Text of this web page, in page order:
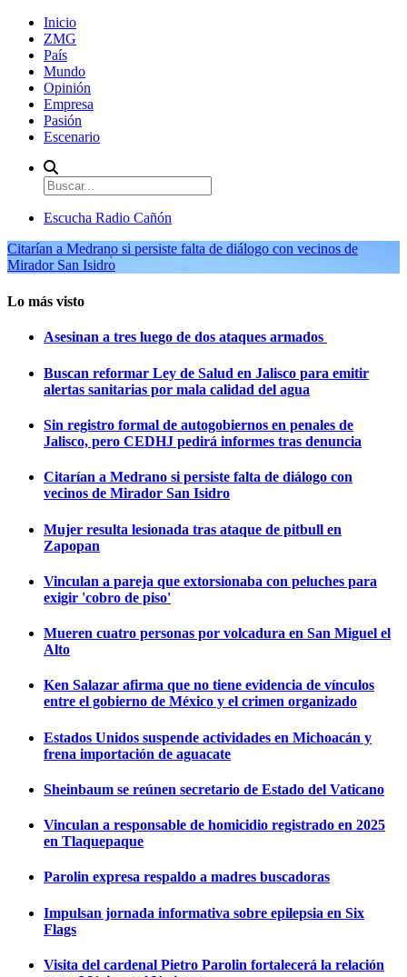
Inicio
ZMG
País
Mundo
Opinión
Empresa
Pasión
Escenario
Escucha Radio Cañón
Citarían a Medrano si persiste falta de diálogo con vecinos de
Mirador San Isidro
Lo más visto
Asesinan a tres luego de dos ataques armados
Buscan reformar Ley de Salud en Jalisco para emitir
alertas sanitarias por mala calidad del agua
Sin registro formal de autogobiernos en penales de
Jalisco, pero CEDHJ pedirá informes tras denuncia
Citarían a Medrano si persiste falta de diálogo con
vecinos de Mirador San Isidro
Mujer resulta lesionada tras ataque de pitbull en
Zapopan
Vinculan a pareja que extorsionaba con peluches para
exigir 'cobro de piso'
Mueren cuatro personas por volcadura en San Miguel el
Alto
Ken Salazar afirma que no tiene evidencia de vínculos
entre el gobierno de México y el crimen organizado
Estados Unidos suspende actividades en Michoacán y
frena importación de aguacate
Sheinbaum se reúnen secretario de Estado del Vaticano
Vinculan a responsable de homicidio registrado en 2025
en Tlaquepaque
Parolin expresa respaldo a madres buscadoras
Impulsan jornada informativa sobre epilepsia en Six
Flags
Visita del cardenal Pietro Parolin fortalecerá la relación